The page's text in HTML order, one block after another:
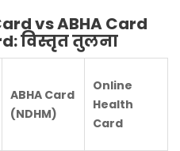
vs ABHA Card
विस्तृत तुलना
ABHA Card
(NDHM)
Online
Health
Card